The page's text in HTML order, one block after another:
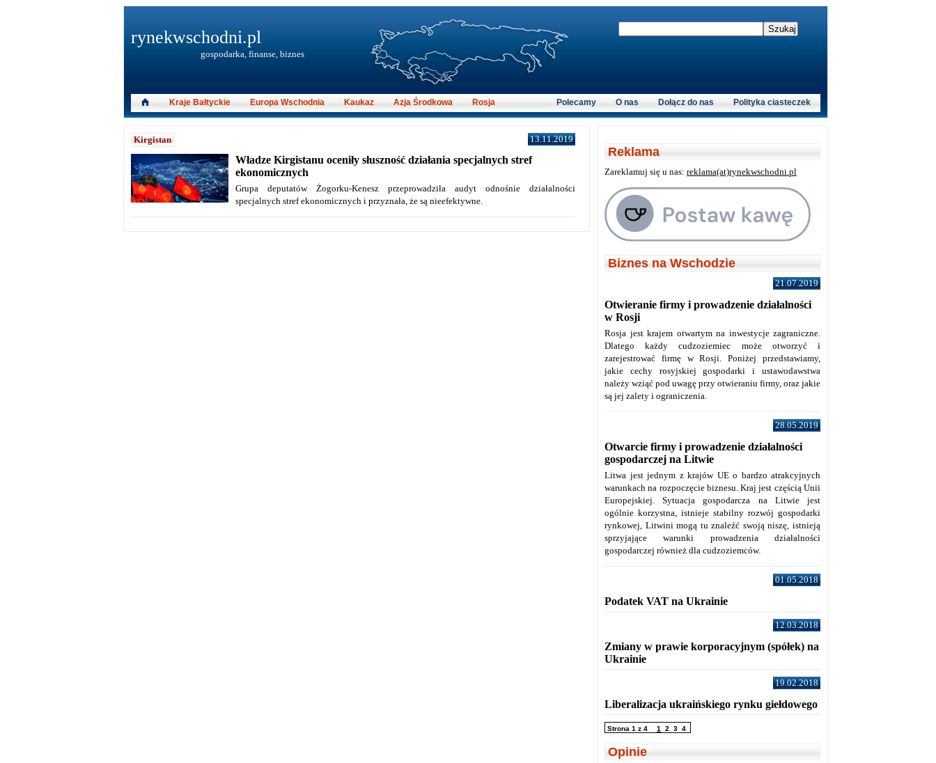
Kirgistan 13.11.2019
Władze Kirgistanu oceniły słuszność działania specjalnych stref
ekonomicznych
Grupa deputatów Żogorku-Kenesz przeprowadziła audyt odnośnie działalności
specjalnych stref ekonomicznych i przyznała, że są nieefektywne.
rynekwschodni.pl
gospodarka, finanse, biznes
Kraje Bałtyckie Europa Wschodnia Kaukaz Azja Środkowa Rosja Polityka ciasteczek
Dołącz do nas
O nas
Polecamy
Reklama
Zareklamuj się u nas: reklama(at)rynekwschodni.pl
Biznes na Wschodzie
21.07.2019
Otwieranie firmy i prowadzenie działalności
w Rosji
Rosja jest krajem otwartym na inwestycje zagraniczne.
Dlatego każdy cudzoziemiec może otworzyć i
zarejestrować firmę w Rosji. Poniżej przedstawiamy,
jakie cechy rosyjskiej gospodarki i ustawodawstwa
należy wziąć pod uwagę przy otwieraniu firmy, oraz jakie
są jej zalety i ograniczenia.
28.05.2019
Otwarcie firmy i prowadzenie działalności
gospodarczej na Litwie
Litwa jest jednym z krajów UE o bardzo atrakcyjnych
warunkach na rozpoczęcie biznesu. Kraj jest częścią Unii
Europejskiej. Sytuacja gospodarcza na Litwie jest
ogólnie korzystna, istnieje stabilny rozwój gospodarki
rynkowej, Litwini mogą tu znaleźć swoją niszę, istnieją
sprzyjające warunki prowadzenia działalności
gospodarczej również dla cudzoziemców.
01.05.2018
Podatek VAT na Ukrainie
12.03.2018
Zmiany w prawie korporacyjnym (spółek) na
Ukrainie
19.02.2018
Liberalizacja ukraińskiego rynku giełdowego
Strona 1 z 4 1 2 3 4
Opinie